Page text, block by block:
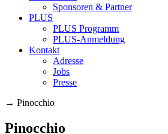
Sponsoren & Partner
PLUS
PLUS Programm
PLUS-Anmeldung
Kontakt
Adresse
Jobs
Presse
→ Pinocchio
Pinocchio